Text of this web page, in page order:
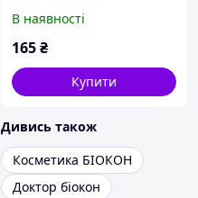
мл
В наявності
165₴
Купити
Дивись також
Косметика БІОКОН
Доктор біокон